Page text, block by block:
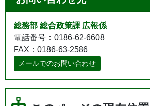
総務部 総合政策課 広報係
電話番号：0186-62-6608
FAX：0186-63-2586
メールでのお問い合わせ